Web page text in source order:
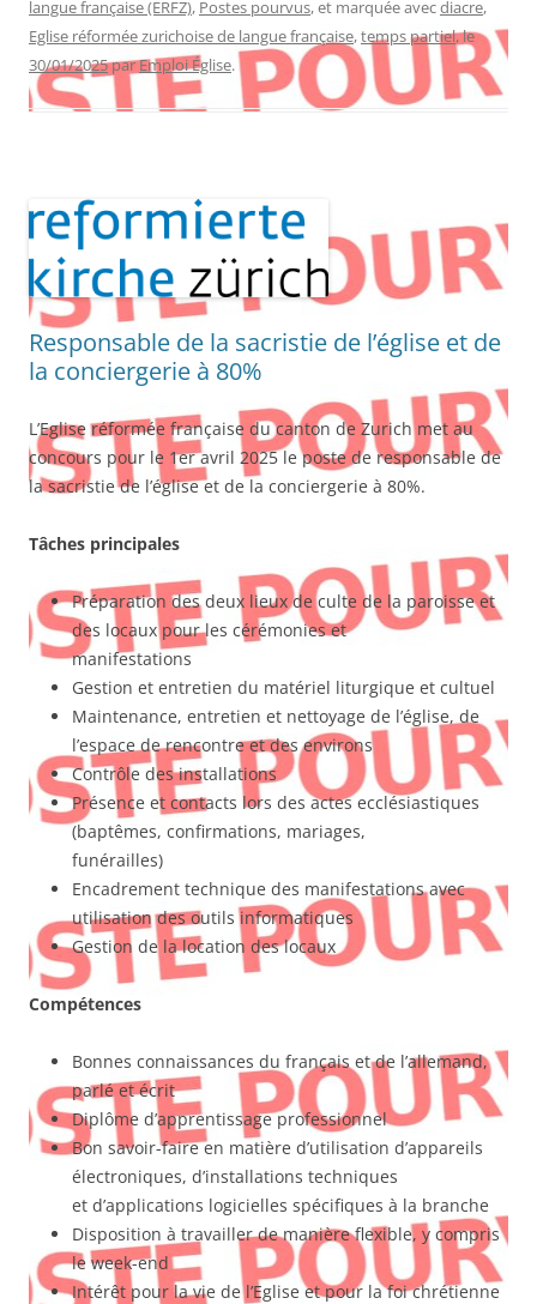
langue française (ERFZ), Postes pourvus, et marquée avecdiacre,
Eglise réformée zurichoise de langue française,temps partiel, le
30/01/2025parEmploi Église.
Responsable de la sacristie de l’église et de
la conciergerie à 80%
L’Eglise réformée française du canton de Zurich met au
concours pour le 1er avril 2025 le poste de responsable de
la sacristie de l’église et de la conciergerie à 80%.
Tâches principales
Préparation des deux lieux de culte de la paroisse et
des locaux pour les cérémonies et
manifestations
Gestion et entretien du matériel liturgique et cultuel
Maintenance, entretien et nettoyage de l’église, de
l’espace de rencontre et des environs
Contrôle des installations
Présence et contacts lors des actes ecclésiastiques
(baptêmes, confirmations, mariages,
funérailles)
Encadrement technique des manifestations avec
utilisation des outils informatiques
Gestion de la location des locaux
Compétences
Bonnes connaissances du français et de l’allemand,
parlé et écrit
Diplôme d’apprentissage professionnel
Bon savoir-faire en matière d’utilisation d’appareils
électroniques, d’installations techniques
et d’applications logicielles spécifiques à la branche
Disposition à travailler de manière flexible, y compris
le week-end
Intérêt pour la vie de l’Eglise et pour la foi chrétienne